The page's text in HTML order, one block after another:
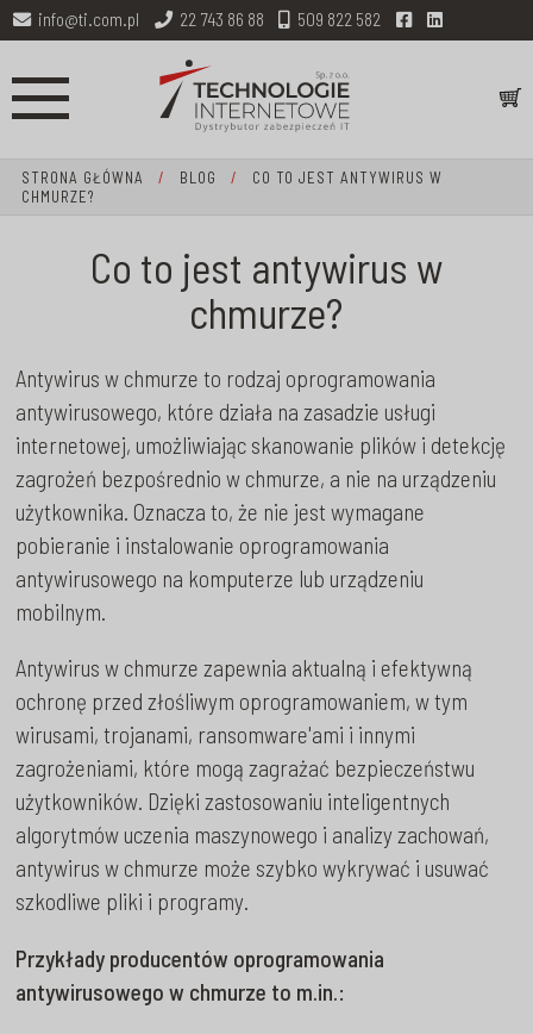
info@ti.com.pl 22 743 86 88 509 822 582
STRONA GŁÓWNA / BLOG /
CO TO JEST ANTYWIRUS W
CHMURZE?
Co to jest antywirus w
chmurze?
Antywirus w chmurze to rodzaj oprogramowania
antywirusowego, które działa na zasadzie usługi
internetowej, umożliwiając skanowanie plików i detekcję
zagrożeń bezpośrednio w chmurze, a nie na urządzeniu
użytkownika. Oznacza to, że nie jest wymagane
pobieranie i instalowanie oprogramowania
antywirusowego na komputerze lub urządzeniu
mobilnym.
Antywirus w chmurze zapewnia aktualną i efektywną
ochronę przed złośliwym oprogramowaniem, w tym
wirusami, trojanami, ransomware'ami i innymi
zagrożeniami, które mogą zagrażać bezpieczeństwu
użytkowników. Dzięki zastosowaniu inteligentnych
algorytmów uczenia maszynowego i analizy zachowań,
antywirus w chmurze może szybko wykrywać i usuwać
szkodliwe pliki i programy.
Przykłady producentów oprogramowania
antywirusowego w chmurze to m.in.: